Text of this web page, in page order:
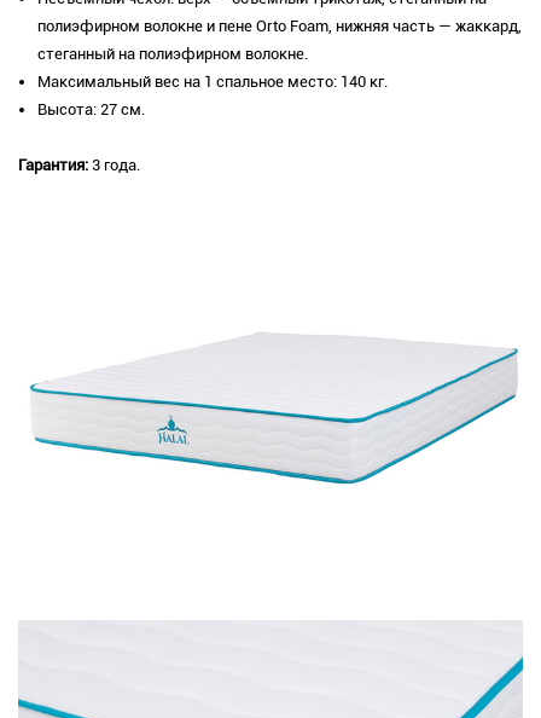
полиэфирном волокне и пене Orto Foam, нижняя часть — жаккард,
стеганный на полиэфирном волокне.
Максимальный вес на 1 спальное место: 140 кг.
Высота: 27 см.
Гарантия: 3 года.